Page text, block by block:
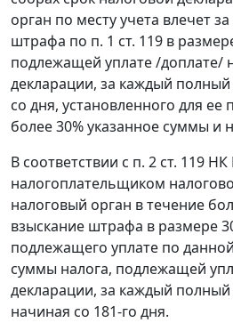
орган по месту учета влечет
штрафа по п. 1 ст. 119 в
подлежащей уплате /доплате/
декларации, за каждый
со дня, установленного для ее
более 30% указанное суммы и
В соответствии с п. 2 ст. 119 НК
налогоплательщиком
налоговый орган в течение
взыскание штрафа в размере
подлежащего уплате по
суммы налога, подлежащей
декларации, за каждый
начиная со 181-го дня.